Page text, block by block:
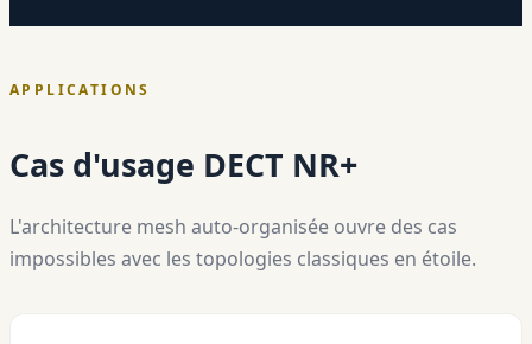
APPLICATIONS
Cas d'usage DECT NR+
L'architecture mesh auto-organisée ouvre des cas
impossibles avec les topologies classiques en étoile.